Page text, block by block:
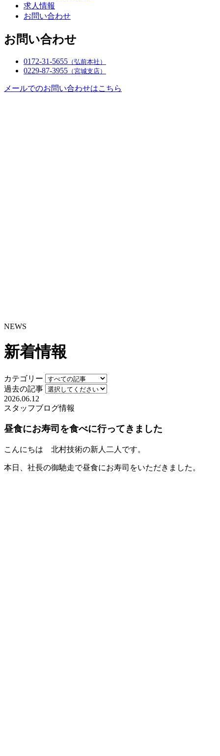
求人情報
お問い合わせ
お問い合わせ
0172-31-5655 （弘前本社）
0229-87-3955 （宮城支店）
メールでのお問い合わせはこちら
NEWS
新着情報
カテゴリー
過去の記事
2026.06.12
スタッフブログ情報
昼食にお寿司を食べに行ってきました
こんにちは 北村技術の新人二人です。
本日、社長の御馳走で昼食にお寿司をいただきました。